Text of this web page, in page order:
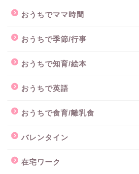
おうちでママ時間
おうちで季節/行事
おうちで知育/絵本
おうちで英語
おうちで食育/離乳食
バレンタイン
在宅ワーク